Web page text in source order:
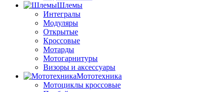
Шлемы
Интегралы
Модуляры
Открытые
Кроссовые
Мотарды
Мотогарнитуры
Визоры и аксессуары
Мототехника
Мотоциклы кроссовые